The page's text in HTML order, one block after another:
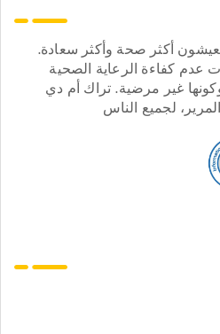
أكثر صحة وأكثر سعادة.
عدم كفاءة الرعاية الصحية
غير مرضية. تراك أم دي
لجميع الناس